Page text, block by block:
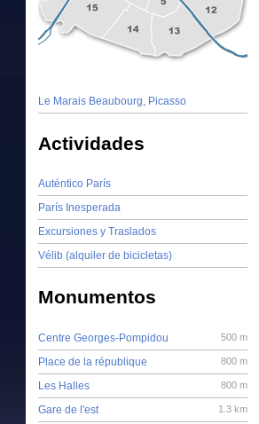
Le Marais Beaubourg, Picasso
Actividades
Auténtico París
París Inesperada
Excursiones y Traslados
Vélib (alquiler de bicicletas)
Monumentos
500 m
Centre Georges-Pompidou
800 m
Place de la république
800 m
Les Halles
1.3 km
Gare de l'est